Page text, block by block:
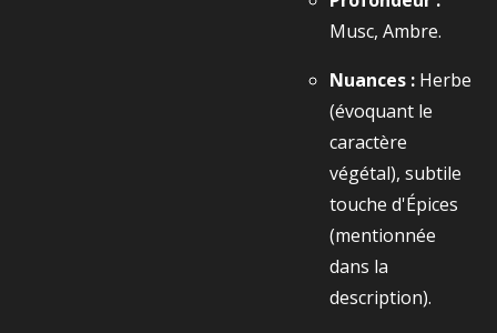
Musc, Ambre.
Nuances : Herbe
(évoquant le
caractère
végétal), subtile
touche d'Épices
(mentionnée
dans la
description).